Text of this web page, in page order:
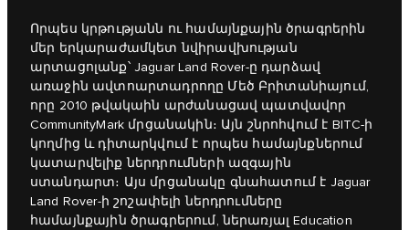
Որպես կրթությանն ու համայնքային ծրագրերին
մեր երկարաժամկետ նվիրավխության
արտացոլանք՝ Jaguar Land Rover-ը դարձավ
առաջին ավտոարտադրողը Մեծ Բրիտանիայում,
որը 2010 թվակաին արժանացավ պատվավոր
CommunityMark մրցանակին։ Այն շնրոհվում է BITC-ի
կողմից և դիտարկվում է որպես համայնքներում
կատարվելիք ներդրումների ազգային
ստանդարտ։ Այս մրցանակը գնահատում է Jaguar
Land Rover-ի շոշափելի ներդրումները
համայնքային ծրագրերում, ներառյալ Education